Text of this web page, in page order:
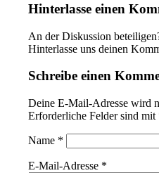
Hinterlasse einen
An der Diskussion
Hinterlasse uns deinen
Schreibe einen
Deine E-Mail-Adresse wird
Erforderliche Felder sind mit
Name *
E-Mail-Adresse *